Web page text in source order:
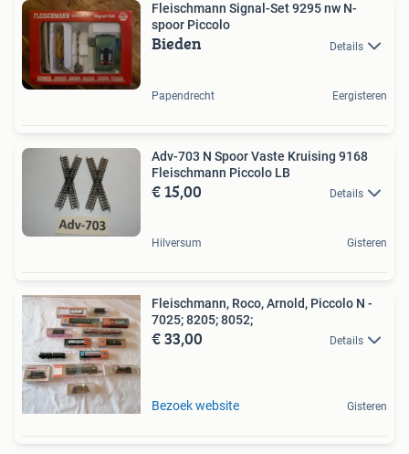
Fleischmann Signal-Set 9295 nw N-
spoor Piccolo
Bieden Details
Papendrecht Eergisteren
Adv-703 N Spoor Vaste Kruising 9168
Fleischmann Piccolo LB
€ 15,00 Details
Hilversum Gisteren
Fleischmann, Roco, Arnold, Piccolo N -
7025; 8205; 8052;
€ 33,00 Details
Bezoek website Gisteren